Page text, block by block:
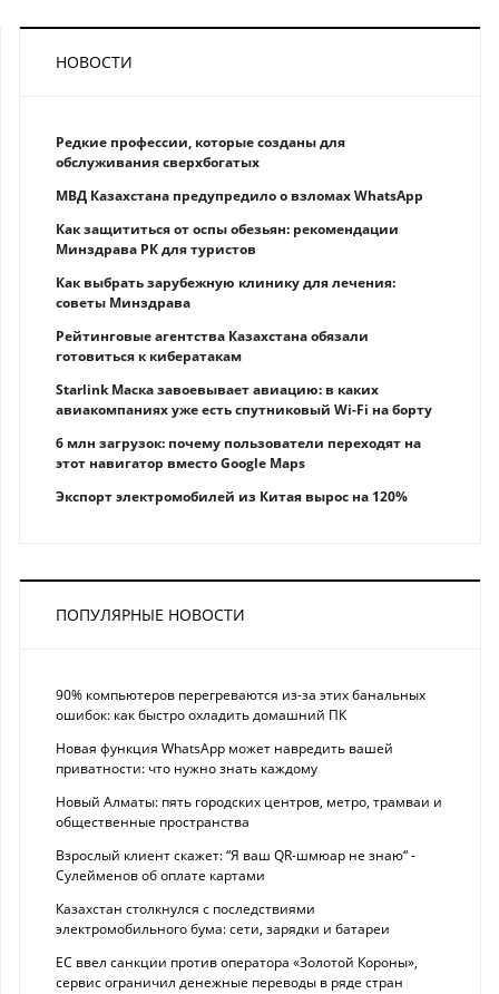
НОВОСТИ
Редкие профессии, которые созданы для
обслуживания сверхбогатых
МВД Казахстана предупредило о взломах WhatsApp
Как защититься от оспы обезьян: рекомендации
Минздрава РК для туристов
Как выбрать зарубежную клинику для лечения:
советы Минздрава
Рейтинговые агентства Казахстана обязали
готовиться к кибератакам
Starlink Маска завоевывает авиацию: в каких
авиакомпаниях уже есть спутниковый Wi-Fi на борту
6 млн загрузок: почему пользователи переходят на
этот навигатор вместо Google Maps
Экспорт электромобилей из Китая вырос на 120%
ПОПУЛЯРНЫЕ НОВОСТИ
90% компьютеров перегреваются из-за этих банальных
ошибок: как быстро охладить домашний ПК
Новая функция WhatsApp может навредить вашей
приватности: что нужно знать каждому
Новый Алматы: пять городских центров, метро, трамваи и
общественные пространства
Взрослый клиент скажет: “Я ваш QR-шмюар не знаю“ -
Сулейменов об оплате картами
Казахстан столкнулся с последствиями
электромобильного бума: сети, зарядки и батареи
ЕС ввел санкции против оператора «Золотой Короны»,
сервис ограничил денежные переводы в ряде стран